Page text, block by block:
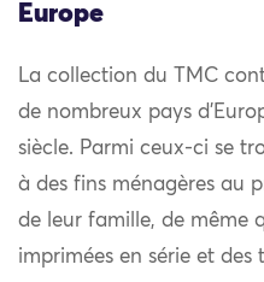
Europe
La collection du TMC
de nombreux pays
siècle. Parmi ceux-ci se
à des fins ménagères au
de leur famille, de même
imprimées en série et des